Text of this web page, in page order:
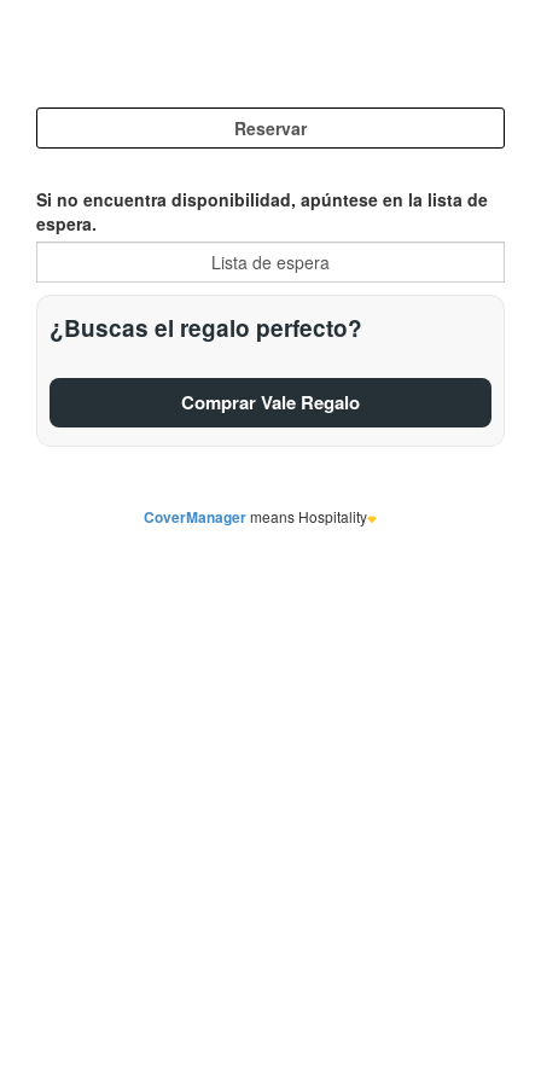
Si no encuentra disponibilidad, apúntese en la lista de
espera.
¿Buscas el regalo perfecto?
Comprar Vale Regalo
CoverManagermeans Hospitality